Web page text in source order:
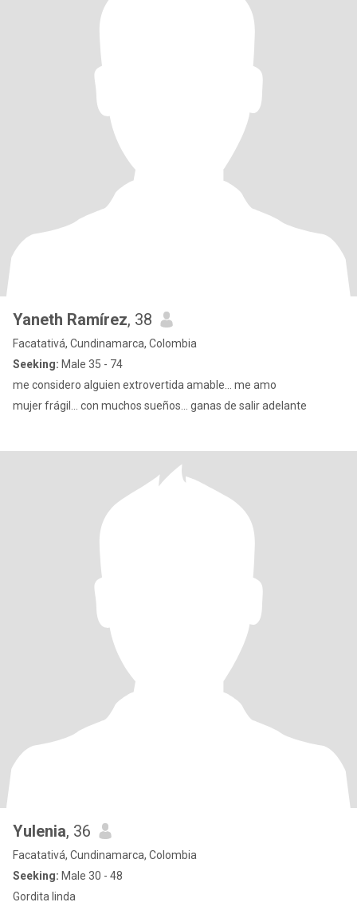
Yaneth Ramírez, 38
Facatativá, Cundinamarca, Colombia
Seeking: Male 35 - 74
me considero alguien extrovertida amable... me amo
mujer frágil... con muchos sueños... ganas de salir adelante
Yulenia, 36
Facatativá, Cundinamarca, Colombia
Seeking: Male 30 - 48
Gordita linda